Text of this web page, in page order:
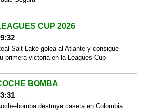
CUP 2026
Salt Lake golea al Atlante y consigue
primera victoria en la Leagues Cup
BOMBA
bomba destruye caseta en Colombia